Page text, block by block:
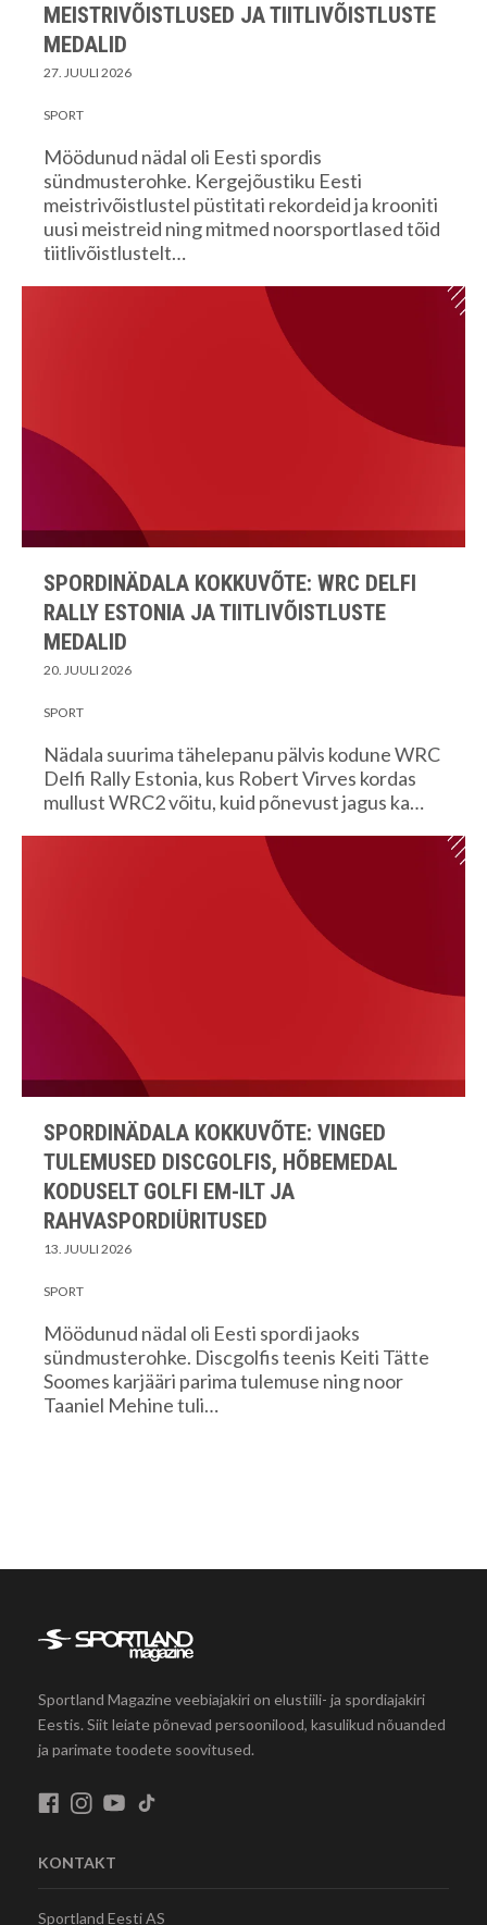
MEISTRIVÕISTLUSED JA TIITLIVÕISTLUSTE
MEDALID
27. JUULI 2026
SPORT
Möödunud nädal oli Eesti spordis
sündmusterohke. Kergejõustiku Eesti
meistrivõistlustel püstitati rekordeid ja krooniti
uusi meistreid ning mitmed noorsportlased tõid
tiitlivõistlustelt…
SPORDINÄDALA KOKKUVÕTE: WRC DELFI
RALLY ESTONIA JA TIITLIVÕISTLUSTE
MEDALID
20. JUULI 2026
SPORT
Nädala suurima tähelepanu pälvis kodune WRC
Delfi Rally Estonia, kus Robert Virves kordas
mullust WRC2 võitu, kuid põnevust jagus ka…
SPORDINÄDALA KOKKUVÕTE: VINGED
TULEMUSED DISCGOLFIS, HÕBEMEDAL
KODUSELT GOLFI EM-ILT JA
RAHVASPORDIÜRITUSED
13. JUULI 2026
SPORT
Möödunud nädal oli Eesti spordi jaoks
sündmusterohke. Discgolfis teenis Keiti Tätte
Soomes karjääri parima tulemuse ning noor
Taaniel Mehine tuli…
Sportland Magazine veebiajakiri on elustiili- ja spordiajakiri
Eestis. Siit leiate põnevad persoonilood, kasulikud nõuanded
ja parimate toodete soovitused.
KONTAKT
Sportland Eesti AS